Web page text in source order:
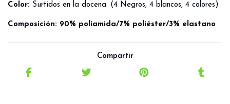
Color: Surtidos en la docena. (4 Negros, 4 blancos, 4 colores)
Composición: 90% poliamida/7% poliéster/3% elastano
Compartir